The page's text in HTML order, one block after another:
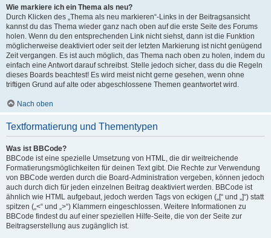
Wie markiere ich ein Thema als neu?
Durch Klicken des „Thema als neu markieren“-Links in der Beitragsansicht
kannst du das Thema wieder ganz nach oben auf die erste Seite des Forums
holen. Wenn du den entsprechenden Link nicht siehst, dann ist die Funktion
möglicherweise deaktiviert oder seit der letzten Markierung ist nicht genügend
Zeit vergangen. Es ist auch möglich, das Thema nach oben zu holen, indem du
einfach eine Antwort darauf schreibst. Stelle jedoch sicher, dass du die Regeln
dieses Boards beachtest! Es wird meist nicht gerne gesehen, wenn ohne
triftigen Grund auf alte oder abgeschlossene Themen geantwortet wird.
Nach oben
Textformatierung und Thementypen
Was ist BBCode?
BBCode ist eine spezielle Umsetzung von HTML, die dir weitreichende
Formatierungsmöglichkeiten für deinen Text gibt. Die Rechte zur Verwendung
von BBCode werden durch die Board-Administration vergeben, können jedoch
auch durch dich für jeden einzelnen Beitrag deaktiviert werden. BBCode ist
ähnlich wie HTML aufgebaut, jedoch werden Tags von eckigen („[“ und „]“) statt
spitzen („<“ und „>“) Klammern eingeschlossen. Weitere Informationen zu
BBCode findest du auf einer speziellen Hilfe-Seite, die von der Seite zur
Beitragserstellung aus zugänglich ist.